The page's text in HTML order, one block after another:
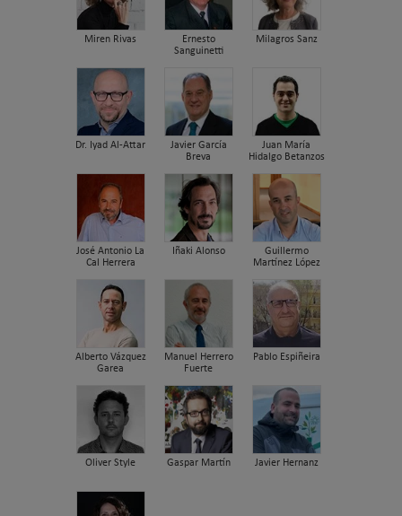
Miren Rivas
Ernesto
Sanguinetti
Milagros Sanz
Dr. Iyad Al-Attar
Javier García
Breva
Juan María
Hidalgo Betanzos
José Antonio La
Cal Herrera
Iñaki Alonso
Guillermo
Martínez López
Alberto Vázquez
Garea
Manuel Herrero
Fuerte
Pablo Espiñeira
Oliver Style Gaspar Martín Javier Hernanz